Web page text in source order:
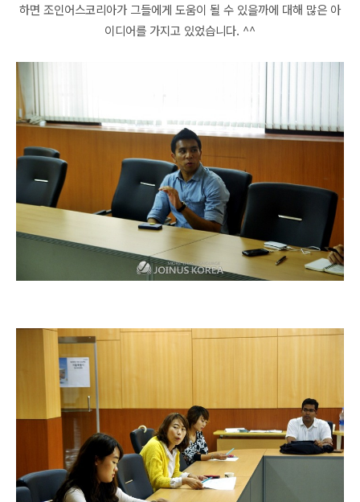
하면 조인어스코리아가 그들에게 도움이 될 수 있을까에 대해 많은 아
이디어를 가지고 있었습니다. ^^